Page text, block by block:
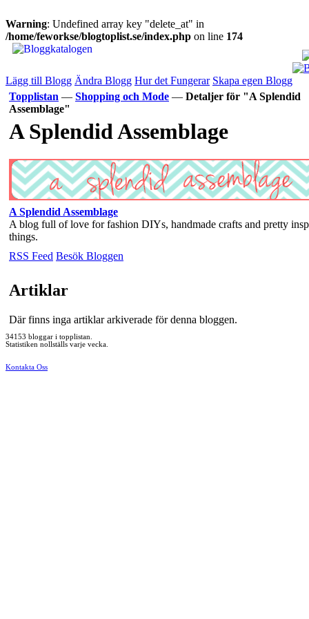
Warning: Undefined array key "delete_at" in
/home/feworkse/blogtoplist.se/index.php on line 174
Lägg till Blogg Ändra Blogg Hur det Fungerar Skapa egen Blogg
Topplistan — Shopping och Mode — Detaljer för "A Splendid
Assemblage"
A Splendid Assemblage
A Splendid Assemblage
A blog full of love for fashion DIYs, handmade crafts and pretty
things.
RSS Feed Besök Bloggen
Artiklar
Där finns inga artiklar arkiverade för denna bloggen.
34153 bloggar i topplistan.
Statistiken nollställs varje vecka.
Kontakta Oss